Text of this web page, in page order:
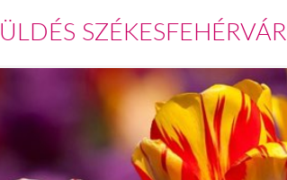
SZÉKESFEHÉRVÁR